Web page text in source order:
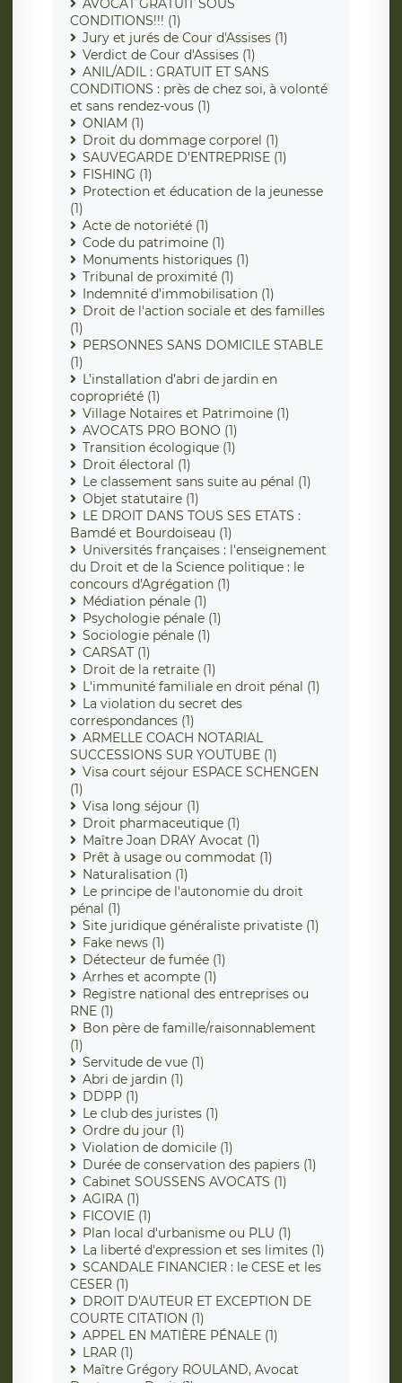
AVOCAT GRATUIT SOUS
CONDITIONS!!! (1)
Jury et jurés de Cour d'Assises (1)
Verdict de Cour d'Assises (1)
ANIL/ADIL : GRATUIT ET SANS
CONDITIONS : près de chez soi, à volonté
et sans rendez-vous (1)
ONIAM (1)
Droit du dommage corporel (1)
SAUVEGARDE D'ENTREPRISE (1)
FISHING (1)
Protection et éducation de la jeunesse
(1)
Acte de notoriété (1)
Code du patrimoine (1)
Monuments historiques (1)
Tribunal de proximité (1)
Indemnité d'immobilisation (1)
Droit de l'action sociale et des familles
(1)
PERSONNES SANS DOMICILE STABLE
(1)
L’installation d’abri de jardin en
copropriété (1)
Village Notaires et Patrimoine (1)
AVOCATS PRO BONO (1)
Transition écologique (1)
Droit électoral (1)
Le classement sans suite au pénal (1)
Objet statutaire (1)
LE DROIT DANS TOUS SES ETATS :
Bamdé et Bourdoiseau (1)
Universités françaises : l'enseignement
du Droit et de la Science politique : le
concours d'Agrégation (1)
Médiation pénale (1)
Psychologie pénale (1)
Sociologie pénale (1)
CARSAT (1)
Droit de la retraite (1)
L'immunité familiale en droit pénal (1)
La violation du secret des
correspondances (1)
ARMELLE COACH NOTARIAL
SUCCESSIONS SUR YOUTUBE (1)
Visa court séjour ESPACE SCHENGEN
(1)
Visa long séjour (1)
Droit pharmaceutique (1)
Maître Joan DRAY Avocat (1)
Prêt à usage ou commodat (1)
Naturalisation (1)
Le principe de l'autonomie du droit
pénal (1)
Site juridique généraliste privatiste (1)
Fake news (1)
Détecteur de fumée (1)
Arrhes et acompte (1)
Registre national des entreprises ou
RNE (1)
Bon père de famille/raisonnablement
(1)
Servitude de vue (1)
Abri de jardin (1)
DDPP (1)
Le club des juristes (1)
Ordre du jour (1)
Violation de domicile (1)
Durée de conservation des papiers (1)
Cabinet SOUSSENS AVOCATS (1)
AGIRA (1)
FICOVIE (1)
Plan local d'urbanisme ou PLU (1)
La liberté d'expression et ses limites (1)
SCANDALE FINANCIER : le CESE et les
CESER (1)
DROIT D'AUTEUR ET EXCEPTION DE
COURTE CITATION (1)
APPEL EN MATIÈRE PÉNALE (1)
LRAR (1)
Maître Grégory ROULAND, Avocat